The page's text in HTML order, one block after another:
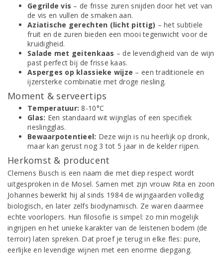
Gegrilde vis – de frisse zuren snijden door het vet van
de vis en vullen de smaken aan.
Aziatische gerechten (licht pittig) – het subtiele
fruit en de zuren bieden een mooi tegenwicht voor de
kruidigheid.
Salade met geitenkaas – de levendigheid van de wijn
past perfect bij de frisse kaas.
Asperges op klassieke wijze – een traditionele en
ijzersterke combinatie met droge riesling.
Moment & serveertips
Temperatuur: 8-10°C
Glas: Een standaard wit wijnglas of een specifiek
rieslingglas.
Bewaarpotentieel: Deze wijn is nu heerlijk op dronk,
maar kan gerust nog 3 tot 5 jaar in de kelder rijpen.
Herkomst & producent
Clemens Busch is een naam die met diep respect wordt
uitgesproken in de Mosel. Samen met zijn vrouw Rita en zoon
Johannes bewerkt hij al sinds 1984 de wijngaarden volledig
biologisch, en later zelfs biodynamisch. Ze waren daarmee
echte voorlopers. Hun filosofie is simpel: zo min mogelijk
ingrijpen en het unieke karakter van de leistenen bodem (de
terroir) laten spreken. Dat proef je terug in elke fles: pure,
eerlijke en levendige wijnen met een enorme diepgang.